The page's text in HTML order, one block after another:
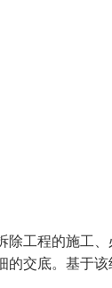
工程的施工
交底。基于